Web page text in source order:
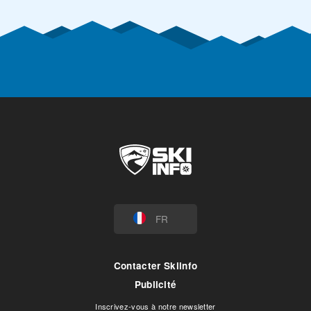
FR
Contacter Skiinfo
Publicité
Inscrivez-vous à notre newsletter